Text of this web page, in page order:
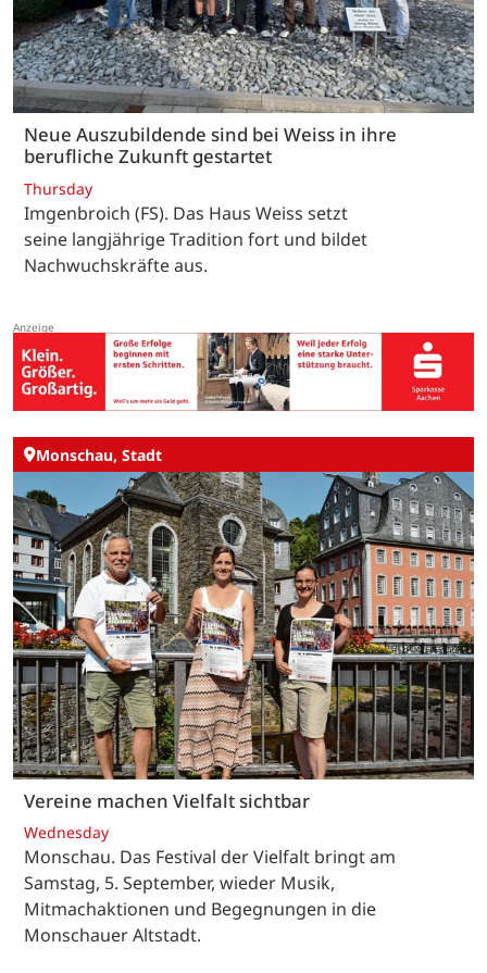
Neue Auszubildende sind bei Weiss in ihre
berufliche Zukunft gestartet
Thursday
Imgenbroich (FS). Das Haus Weiss setzt
seine langjährige Tradition fort und bildet
Nachwuchskräfte aus.
Monschau, Stadt
Vereine machen Vielfalt sichtbar
Wednesday
Monschau. Das Festival der Vielfalt bringt am
Samstag, 5. September, wieder Musik,
Mitmachaktionen und Begegnungen in die
Monschauer Altstadt.